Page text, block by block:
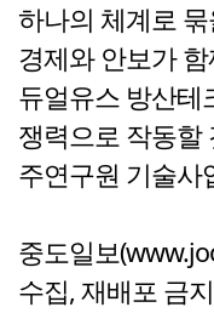
하나의 체계로
경제와 안보가
듀얼유스 방산테
쟁력으로 작동할
주연구원 기술사
중도일보
수집, 재배포 금지